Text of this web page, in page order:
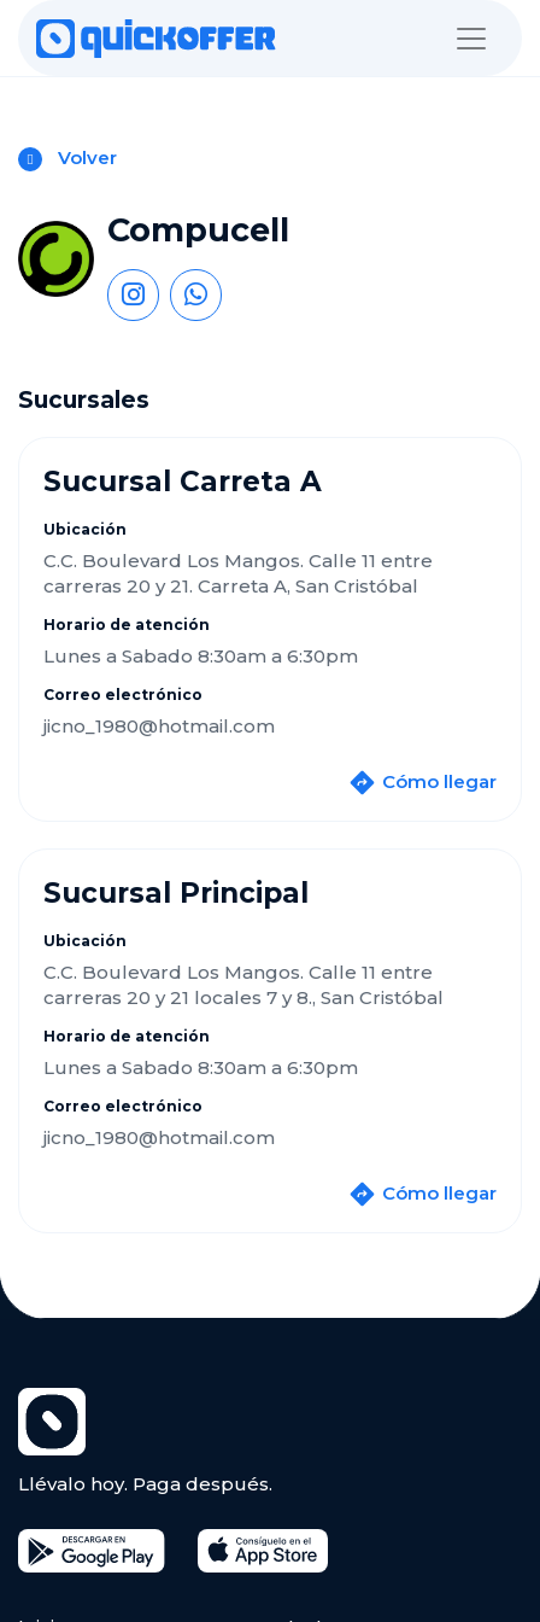
Volver
Compucell
Sucursales
Sucursal Carreta A
Ubicación
C.C. Boulevard Los Mangos. Calle 11 entre
carreras 20 y 21. Carreta A, San Cristóbal
Horario de atención
Lunes a Sabado 8:30am a 6:30pm
Correo electrónico
jicno_1980@hotmail.com
Cómo llegar
Sucursal Principal
Ubicación
C.C. Boulevard Los Mangos. Calle 11 entre
carreras 20 y 21 locales 7 y 8., San Cristóbal
Horario de atención
Lunes a Sabado 8:30am a 6:30pm
Correo electrónico
jicno_1980@hotmail.com
Cómo llegar
Llévalo hoy. Paga después.